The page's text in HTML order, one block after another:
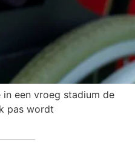
een vroeg stadium de
pas wordt